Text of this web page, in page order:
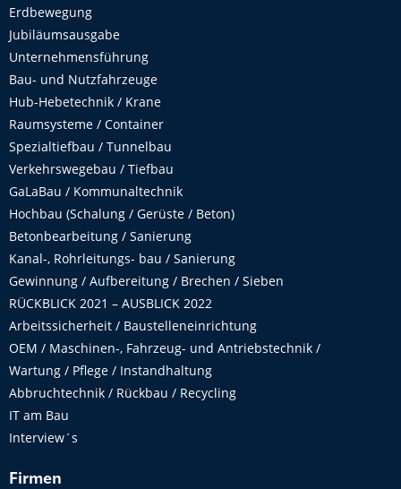
Erdbewegung
Jubiläumsausgabe
Unternehmensführung
Bau- und Nutzfahrzeuge
Hub-Hebetechnik / Krane
Raumsysteme / Container
Spezialtiefbau / Tunnelbau
Verkehrswegebau / Tiefbau
GaLaBau / Kommunaltechnik
Hochbau (Schalung / Gerüste / Beton)
Betonbearbeitung / Sanierung
Kanal-, Rohrleitungs- bau / Sanierung
Gewinnung / Aufbereitung / Brechen / Sieben
RÜCKBLICK 2021 – AUSBLICK 2022
Arbeitssicherheit / Baustelleneinrichtung
OEM / Maschinen-, Fahrzeug- und Antriebstechnik /
Wartung / Pflege / Instandhaltung
Abbruchtechnik / Rückbau / Recycling
IT am Bau
Interview´s
Firmen